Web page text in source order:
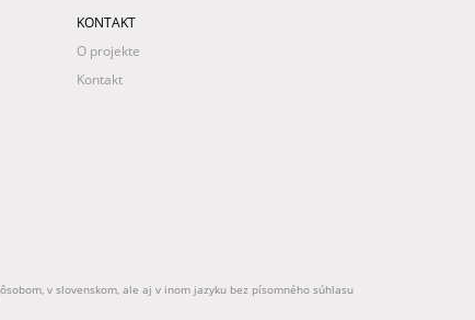
KONTAKT
O projekte
Kontakt
v slovenskom, ale aj v inom jazyku bez písomného súhlasu